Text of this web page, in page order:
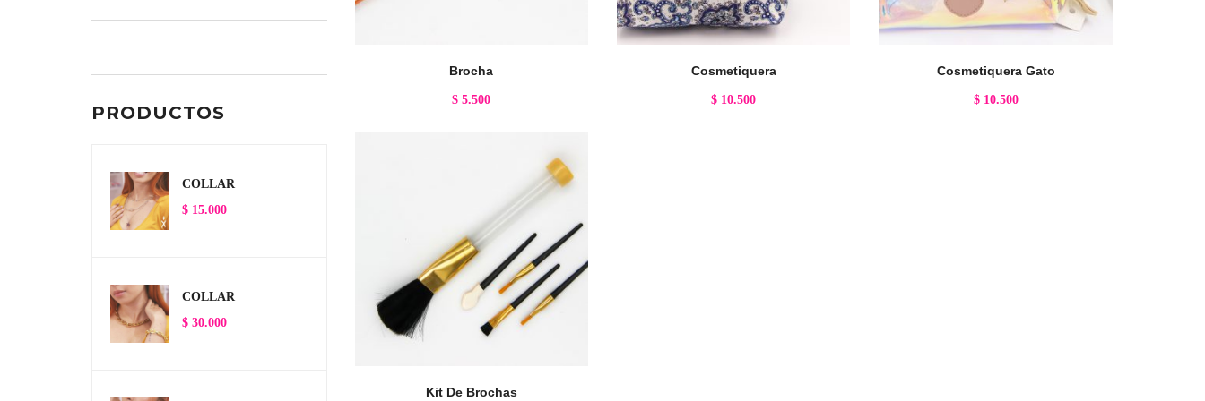
PRODUCTOS
COLLAR
$ 15.000
COLLAR
$ 30.000
Brocha
$ 5.500
Cosmetiquera
$ 10.500
Cosmetiquera Gato
$10.500
Kit De Brochas